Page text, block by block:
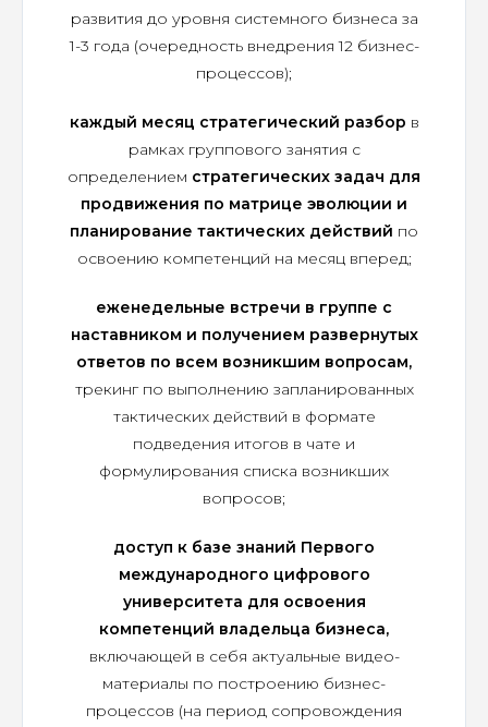
развития до уровня системного бизнеса за
1-3 года (очередность внедрения 12 бизнес-
процессов);
каждый месяц стратегический разбор в
рамках группового занятия с
определением стратегических задач для
продвижения по матрице эволюции и
планирование тактических действий по
освоению компетенций на месяц вперед;
еженедельные встречи в группе с
наставником и получением развернутых
ответов по всем возникшим вопросам,
трекинг по выполнению запланированных
тактических действий в формате
подведения итогов в чате и
формулирования списка возникших
вопросов;
доступ к базе знаний Первого
международного цифрового
университета для освоения
компетенций владельца бизнеса,
включающей в себя актуальные видео-
материалы по построению бизнес-
процессов (на период сопровождения